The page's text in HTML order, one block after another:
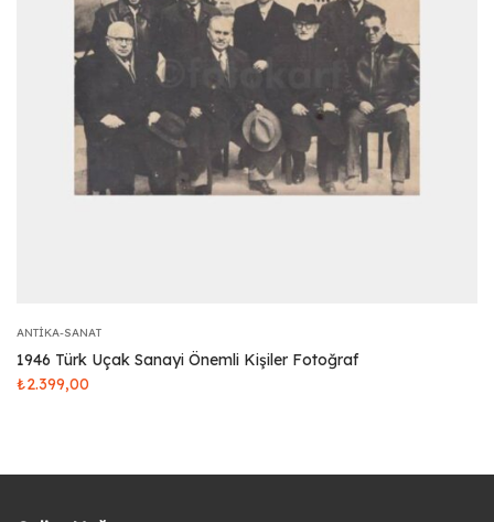
ANTIKA-SANAT
1946 Türk Uçak Sanayi Önemli Kişiler Fotoğraf
₺2.399,00